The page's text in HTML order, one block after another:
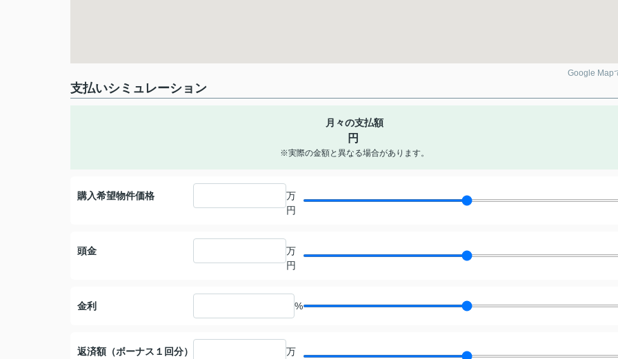
Google Map
支払いシミュレーション
月々の支払額
円
※実際の金額と異なる場合があります。
購入希望物件価格
万
円
頭金
万
円
金利 %
返済額（ボーナス１回分） 万